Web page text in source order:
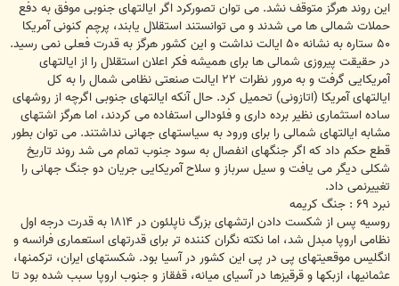
اين روند هرگز متوقف نشد. مى توان تصوركرد اگر ايالتهاى جنوبى موفق به دفع
حملات شمالى ها مى شدند و مى توانستند استقلال يابند، پرچم كنونى آمريكا
۵۰ ستاره به نشانه ۵۰ ايالت نداشت و اين كشور هرگز به قدرت فعلى نمى رسيد.
در حقيقت پيروزى شمالى ها براى هميشه فكر اعلان استقلال را از ايالتهاى
آمريكايى گرفت و به مرور نظرات ۲۲ ايالت صنعتى نظامى شمال را به كل
ايالتهاى آمريكا (اتازونى) تحميل كرد. حال آنكه ايالتهاى جنوبى اگرچه از روشهاى
ساده استثمارى نظير برده دارى و فئودالى استفاده مى كردند، اما هرگز اشتهاى
مشابه ايالتهاى شمالى را براى ورود به سياستهاى جهانى نداشتند. مى توان بطور
قطع حكم داد كه اگر جنگهاى انفصال به سود جنوب تمام مى شد روند تاريخ
شكلى ديگر مى يافت و سيل سرباز و سلاح آمريكايى جريان دو جنگ جهانى را
تغييرنمى داد.
نبرد ۶۹ : جنگ كريمه
روسيه پس از شكست دادن ارتشهاى بزرگ ناپلئون در ۱۸۱۴ به قدرت درجه اول
نظامى اروپا مبدل شد، اما نكته نگران كننده تر براى قدرتهاى استعمارى فرانسه و
انگليس موقعيتهاى پى در پى اين كشور در آسيا بود. شكستهاى ايران، تركمنها،
عثمانيها، ازبكها و قرقيزها در آسياى ميانه، قفقاز و جنوب اروپا سبب شده بود تا